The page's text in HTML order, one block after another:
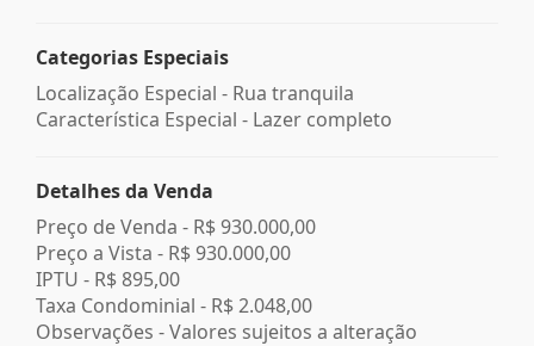
Categorias Especiais
Localização Especial - Rua tranquila
Característica Especial - Lazer completo
Detalhes da Venda
Preço de Venda - R$ 930.000,00
Preço a Vista - R$ 930.000,00
IPTU - R$ 895,00
Taxa Condominial - R$ 2.048,00
Observações - Valores sujeitos a alteração